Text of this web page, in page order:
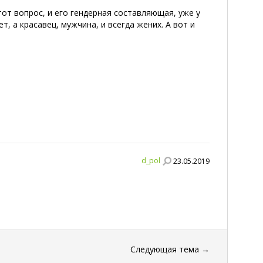
вопрос, и его гендерная составляющая, уже у
а красавец, мужчина, и всегда жених. А вот и
d_pol 23.05.2019
Следующая тема →